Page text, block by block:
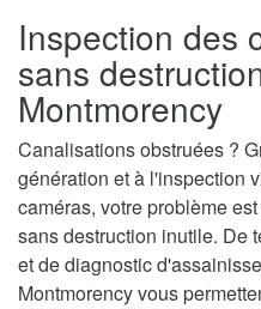
Inspection des
sans
Montmorency
Canalisations obstruées ?
génération et à l'inspection
caméras, votre problème
sans destruction inutile. De
et de diagnostic
Montmorency vous